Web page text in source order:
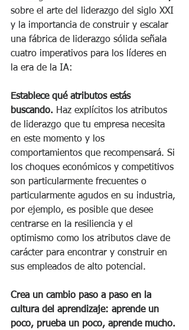
sobre el arte del liderazgo del siglo XXI
y la importancia de construir y escalar
una fábrica de liderazgo sólida señala
cuatro imperativos para los líderes en
la era de la IA:
Establece qué atributos estás
buscando. Haz explícitos los atributos
de liderazgo que tu empresa necesita
en este momento y los
comportamientos que recompensará. Si
los choques económicos y competitivos
son particularmente frecuentes o
particularmente agudos en su industria,
por ejemplo, es posible que desee
centrarse en la resiliencia y el
optimismo como los atributos clave de
carácter para encontrar y construir en
sus empleados de alto potencial.
Crea un cambio paso a paso en la
cultura del aprendizaje: aprende un
poco, prueba un poco, aprende mucho.